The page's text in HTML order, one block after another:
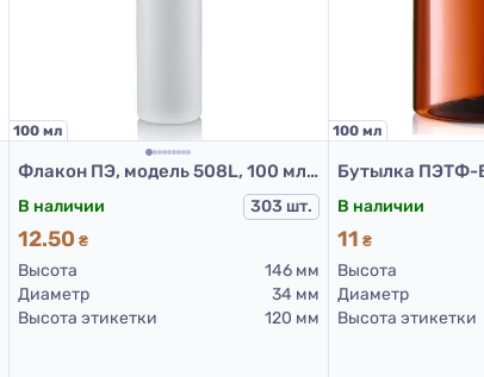
100 мл
Флакон ПЭ, модель 508L, 100 мл, белый (пластиковые флаконы 100 мл)
В наличии 303 шт.
12.50 ₴
Высота
146 мм
Диаметр
34 мм
Высота этикетки
120 мм
100 мл
В наличии
11 ₴
Высота
Диаметр
Высота этикетки